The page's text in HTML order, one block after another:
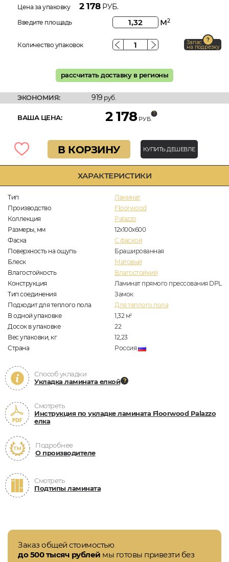
ХАРАКТЕРИСТИКИ
Тип
Ламинат
Производство
Floorwood
Коллекция
Palazzo
Размеры, мм
12х100х600
Фаска
C фаской
Поверхность на ощупь
Брашированная
Блеск
Матовый
Влагостойкость
Влагостойкий
Конструкция
Ламинат прямого прессования DPL
Тип соединения
Замок
Подходит для теплого пола
Для теплого пола
В одной упаковке
1,32 м2
Досок в упаковке
22
Вес упаковки, кг
12,23
Страна
Россия
Способ укладки
Укладка ламината елкой
Смотреть
Инструкция по укладке ламината Floorwood Palazzo
елка
Подробнее
О производителе
Смотреть
Подтипы ламината
Цена за упаковку 2 178РУБ.
Введите площадь м2
Количество упаковок Запас
на подрезку
рассчитать доставку в регионы
ЭКОНОМИЯ: 919 руб.
ВАША ЦЕНА: 2 178 РУБ.
В КОРЗИНУ КУПИТЬ ДЕШЕВЛЕ
Заказ общей стоимостью
до 500 тысяч рублей мы готовы привезти без